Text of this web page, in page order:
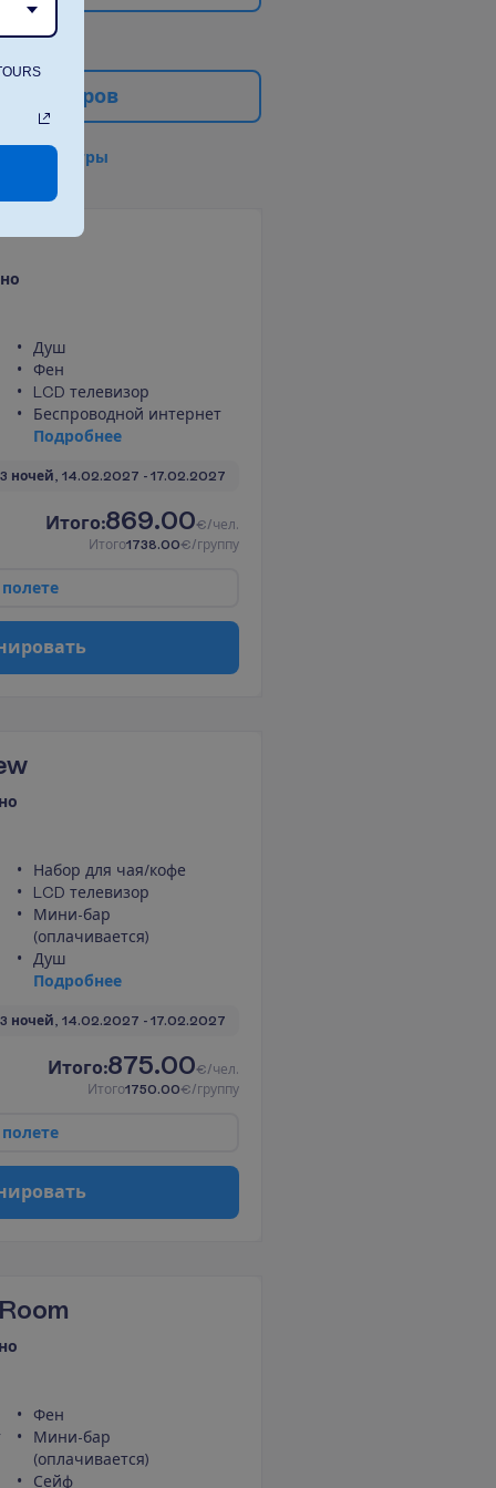
ров
л тры
Душ
Фен
LCD телевизор
Беспроводной интернет
Подробнее
3 ночей, 14.02.2027 - 17.02.2027
Итого:869.00€/чел.
Итого1738.00€/группу
полете
ировать
Набор для чая/кофе
LCD телевизор
Мини-бар
(оплачивается)
Душ
Подробнее
3 ночей, 14.02.2027 - 17.02.2027
Итого:875.00€/чел.
Итого1750.00€/группу
полете
ировать
Фен
Мини-бар
(оплачивается)
Сейф